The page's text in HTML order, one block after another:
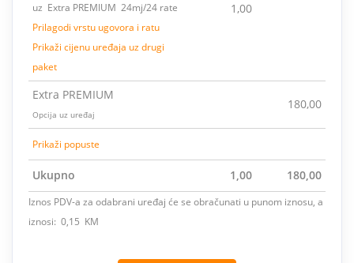
uz Extra PREMIUM 24mj/24 rate
Prilagodi vrstu ugovora i ratu
Prikaži cijenu uređaja uz drugi
paket
1,00
Extra PREMIUM
Opcija uz uređaj
180,00
Prikaži popuste
Ukupno 1,00 180,00
Iznos PDV-a za odabrani uređaj će se obračunati u punom iznosu, a
iznosi: 0,15 KM